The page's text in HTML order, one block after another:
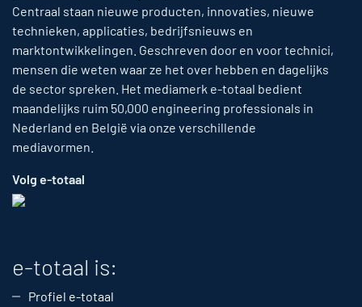
Centraal staan nieuwe producten, innovaties, nieuwe
technieken, applicaties, bedrijfsnieuws en
marktontwikkelingen. Geschreven door en voor technici,
mensen die weten waar ze het over hebben en dagelijks
de sector spreken. Het mediamerk e-totaal bedient
maandelijks ruim 50,000 engineering professionals in
Nederland en België via onze verschillende
mediavormen.
Volg e-totaal
e-totaal is:
Profiel e-totaal